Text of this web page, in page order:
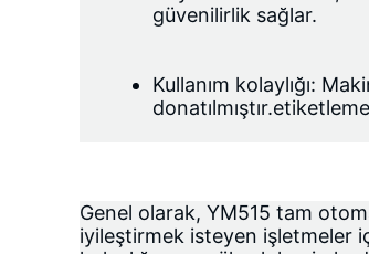
güvenilirlik sağlar.
Kullanım kolaylığı:
donatılmıştır.
Genel olarak, YM515 tam
iyileştirmek isteyen işletmeler